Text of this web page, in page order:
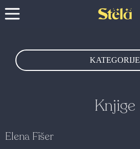
KATEGORIJE
Knjige
Elena Fišer